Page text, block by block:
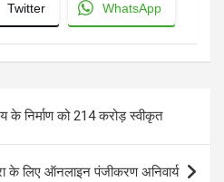
Twitter WhatsApp
के निर्माण को 214 करोड़ स्वीकृत
के लिए ऑनलाइन पंजीकरण अनिवार्य